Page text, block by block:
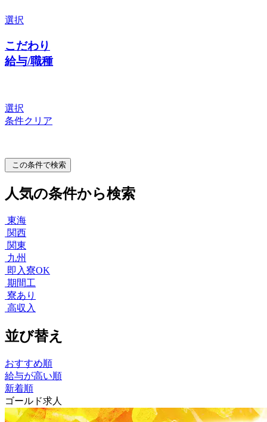
選択
こだわり
給与/職種
選択
条件クリア
この条件で検索
人気の条件から検索
東海
関西
関東
九州
即入寮OK
期間工
寮あり
高収入
並び替え
おすすめ順
給与が高い順
新着順
ゴールド求人